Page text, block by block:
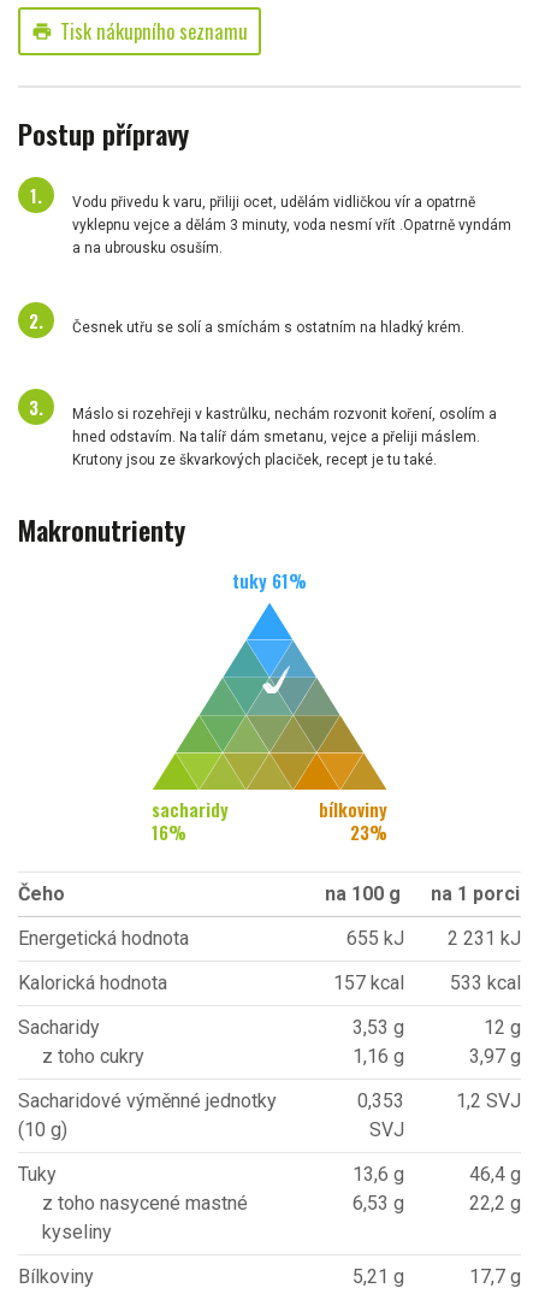
print Tisk nákupního seznamu
Postup přípravy
Vodu přivedu k varu, přiliji ocet, udělám vidličkou vír a opatrně
vyklepnu vejce a dělám 3 minuty, voda nesmí vřít .Opatrně vyndám
a na ubrousku osuším.
Česnek utřu se solí a smíchám s ostatním na hladký krém.
Máslo si rozehřeji v kastrůlku, nechám rozvonit koření, osolím a
hned odstavím. Na talíř dám smetanu, vejce a přeliji máslem.
Krutony jsou ze škvarkových placiček, recept je tu také.
Makronutrienty
tuky 61%
sacharidy
16%
bílkoviny
23%
Čeho na 100 g
na 1 porci
Energetická hodnota
655 kJ
2 231 kJ
Kalorická hodnota
157 kcal
533 kcal
Sacharidy
z toho cukry
3,53 g
1,16 g
12 g
3,97 g
Sacharidové výměnné jednotky
(10 g)
0,353
SVJ
1,2 SVJ
Tuky
z toho nasycené mastné
kyseliny
13,6 g
6,53 g
46,4 g
22,2 g
Bílkoviny 5,21 g 17,7 g